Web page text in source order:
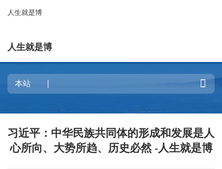
人生就是博
人生就是博

习近平：中华民族共同体的形成和发展是人
心所向、大势所趋、历史必然 -人生就是博